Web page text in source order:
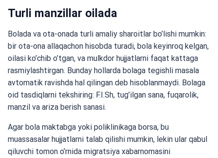
Turli manzillar oilada
Bolada va ota-onada turli amaliy sharoitlar bo’lishi mumkin:
bir ota-ona allaqachon hisobda turadi, bola keyinroq kelgan,
oilasi ko’chib o’tgan, va mulkdor hujjatlarni faqat kattaga
rasmiylashtirgan. Bunday hollarda bolaga tegishli masala
avtomatik ravishda hal qilingan deb hisoblanmaydi. Bolaga
oid tasdiqlarni tekshiring: F.I.Sh, tug’ilgan sana, fuqarolik,
manzil va ariza berish sanasi.
Agar bola maktabga yoki poliklinikaga borsa, bu
muassasalar hujjatlarni talab qilishi mumkin, lekin ular qabul
qiluvchi tomon o’rnida migratsiya xabarnomasini